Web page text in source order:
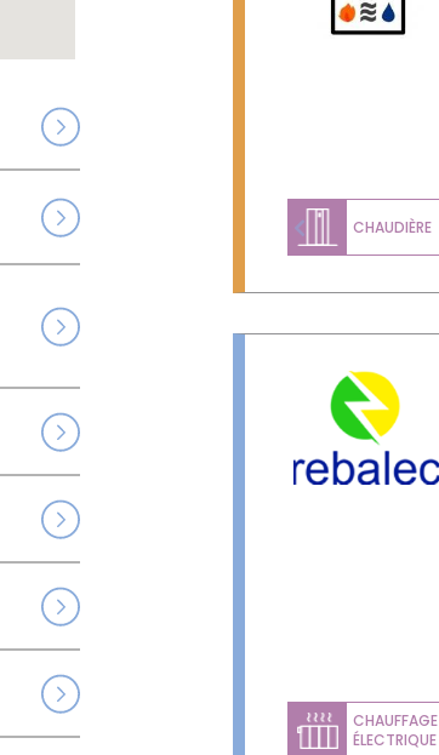
CHAUDIÈRE
Previous
CHAUFFAGE
ÉLECTRIQUE